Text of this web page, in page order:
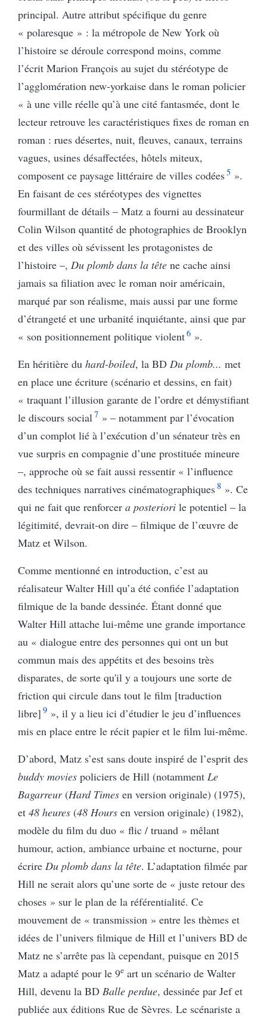
principal. Autre attribut spécifique du genre
« polaresque » : la métropole de New York où
l’histoire se déroule correspond moins, comme
l’écrit Marion François au sujet du stéréotype de
l’agglomération new-yorkaise dans le roman policier
« à une ville réelle qu’à une cité fantasmée, dont le
lecteur retrouve les caractéristiques fixes de roman en
roman : rues désertes, nuit, fleuves, canaux, terrains
vagues, usines désaffectées, hôtels miteux,
composent ce paysage littéraire de villes codées5 ».
En faisant de ces stéréotypes des vignettes
fourmillant de détails – Matz a fourni au dessinateur
Colin Wilson quantité de photographies de Brooklyn
et des villes où sévissent les protagonistes de
l’histoire –, Du plomb dans la tête ne cache ainsi
jamais sa filiation avec le roman noir américain,
marqué par son réalisme, mais aussi par une forme
d’étrangeté et une urbanité inquiétante, ainsi que par
« son positionnement politique violent6».
En héritière du hard-boiled, la BD Du plomb... met
en place une écriture (scénario et dessins, en fait)
« traquant l’illusion garante de l’ordre et démystifiant
le discours social7 » – notamment par l’évocation
d’un complot lié à l’exécution d’un sénateur très en
vue surpris en compagnie d’une prostituée mineure
–, approche où se fait aussi ressentir « l’influence
des techniques narratives cinématographiques8». Ce
qui ne fait que renforcer a posteriori le potentiel – la
légitimité, devrait-on dire – filmique de l’œuvre de
Matz et Wilson.
Comme mentionné en introduction, c’est au
réalisateur Walter Hill qu’a été confiée l’adaptation
filmique de la bande dessinée. Étant donné que
Walter Hill attache lui-même une grande importance
au « dialogue entre des personnes qui ont un but
commun mais des appétits et des besoins très
disparates, de sorte qu'il y a toujours une sorte de
friction qui circule dans tout le film [traduction
libre] 9», il y a lieu ici d’étudier le jeu d’influences
mis en place entre le récit papier et le film lui-même.
D’abord, Matz s’est sans doute inspiré de l’esprit des
buddy movies policiers de Hill (notamment Le
Bagarreur(Hard Times en version originale) (1975),
et 48 heures (48 Hours en version originale) (1982),
modèle du film du duo « flic / truand » mêlant
humour, action, ambiance urbaine et nocturne, pour
écrire Du plomb dans la tête. L’adaptation filmée par
Hill ne serait alors qu’une sorte de « juste retour des
choses » sur le plan de la référentialité. Ce
mouvement de « transmission » entre les thèmes et
idées de l’univers filmique de Hill et l’univers BD de
Matz ne s’arrête pas là cependant, puisque en 2015
Matz a adapté pour le 9e art un scénario de Walter
Hill, devenu la BD Balle perdue, dessinée par Jef et
publiée aux éditions Rue de Sèvres. Le scénariste a